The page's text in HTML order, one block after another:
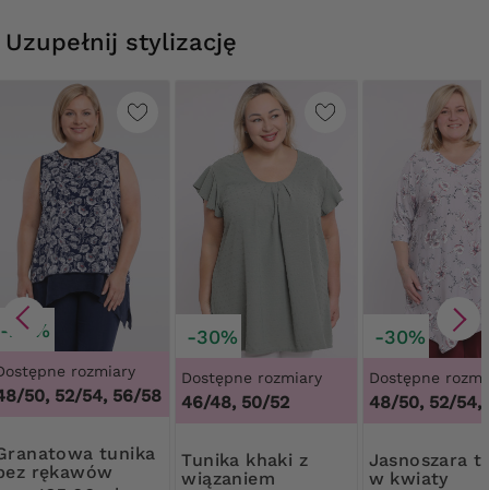
Uzupełnij stylizację
-20%
rozmiary
50, 52/54, 56/58
rękawów
-30%
Dostępne rozmiary
46/48, 50/52
Tunika khaki z
wiązaniem
-30%
Dostępne
48/50, 52/54,
Jasnoszara tunika
w kwiaty